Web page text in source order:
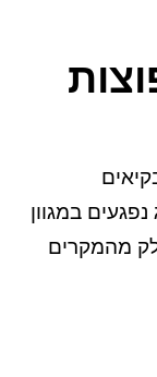
במגוון
מהמקרים